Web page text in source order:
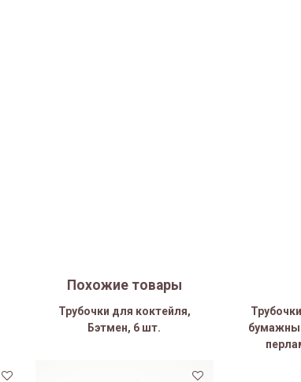
Похожие товары
Трубочки для коктейля,
Бэтмен, 6 шт.